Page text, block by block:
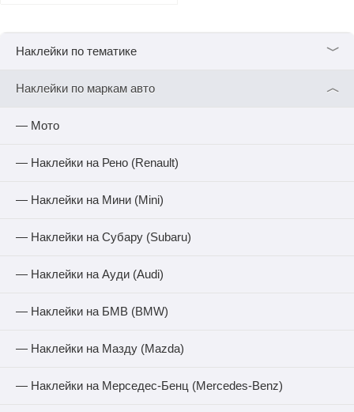
Наклейки по тематике ﹀
Наклейки по маркам авто ︿
— Мото
— Наклейки на Рено (Renault)
— Наклейки на Мини (Mini)
— Наклейки на Субару (Subaru)
— Наклейки на Ауди (Audi)
— Наклейки на БМВ (BMW)
— Наклейки на Мазду (Mazda)
— Наклейки на Мерседес-Бенц (Mercedes-Benz)